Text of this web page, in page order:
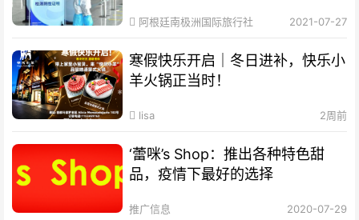
混合运营
阿根廷南极洲国际旅行社 2021-07-27
寒假快乐开启｜冬日进补，快乐小
羊火锅正当时！
lisa 2周前
‘蕾咪’s Shop：推出各种特色甜
品，疫情下最好的选择
推广信息 2020-07-29